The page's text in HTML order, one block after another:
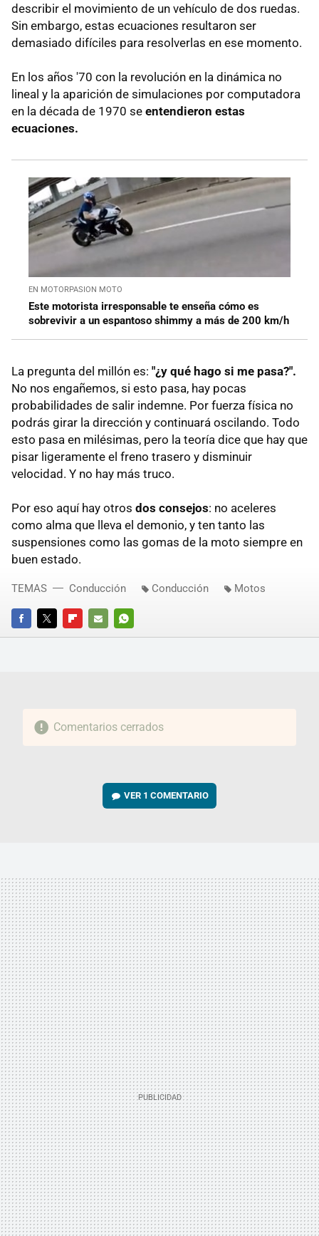
describir el movimiento de un vehículo de dos ruedas.
Sin embargo, estas ecuaciones resultaron ser
demasiado difíciles para resolverlas en ese momento.
En los años '70 con la revolución en la dinámica no
lineal y la aparición de simulaciones por computadora
en la década de 1970 se entendieron estas
ecuaciones.
EN MOTORPASION MOTO
Este motorista irresponsable te enseña cómo es
sobrevivir a un espantoso shimmy a más de 200 km/h
La pregunta del millón es: "¿y qué hago si me pasa?".
No nos engañemos, si esto pasa, hay pocas
probabilidades de salir indemne. Por fuerza física no
podrás girar la dirección y continuará oscilando. Todo
esto pasa en milésimas, pero la teoría dice que hay que
pisar ligeramente el freno trasero y disminuir
velocidad. Y no hay más truco.
Por eso aquí hay otros dos consejos: no aceleres
como alma que lleva el demonio, y ten tanto las
suspensiones como las gomas de la moto siempre en
buen estado.
FACEBOOKTWITTERFLIPBOARD
E-
WHATSAPP
TEMAS Conducción Conducción Motos
Comentarios cerrados
VER 1 COMENTARIO